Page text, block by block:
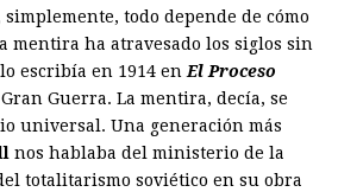
todo depende de cómo
mentira ha atravesado los siglos sin
lo escribía en 1914 en El Proceso
Guerra. La mentira, decía, se
universal. Una generación más
nos hablaba del ministerio de la
totalitarismo soviético en su obra